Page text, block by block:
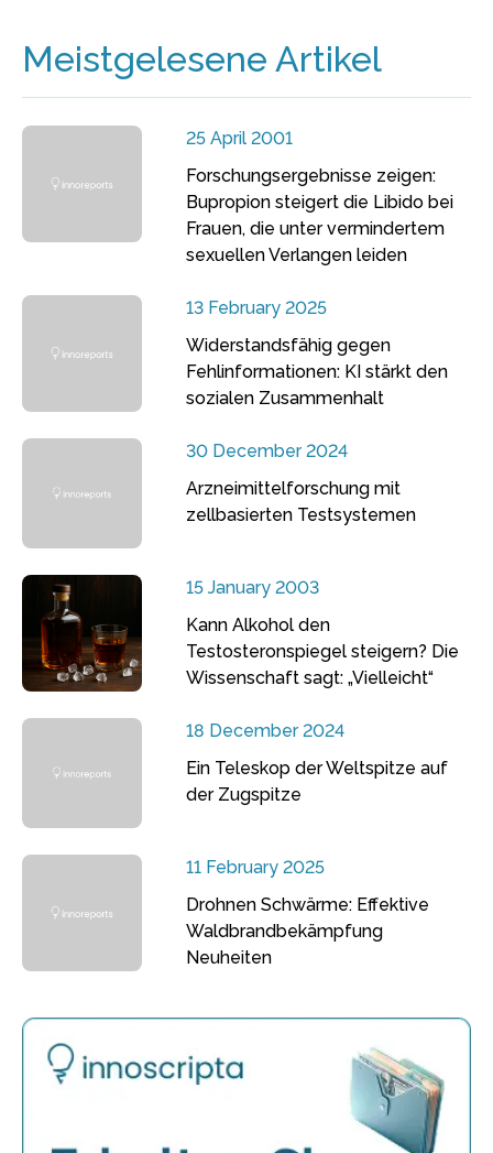
Meistgelesene Artikel
25 April 2001
Forschungsergebnisse zeigen:
Bupropion steigert die Libido bei
Frauen, die unter vermindertem
sexuellen Verlangen leiden
13 February 2025
Widerstandsfähig gegen
Fehlinformationen: KI stärkt den
sozialen Zusammenhalt
30 December 2024
Arzneimittelforschung mit
zellbasierten Testsystemen
15 January 2003
Kann Alkohol den
Testosteronspiegel steigern? Die
Wissenschaft sagt: „Vielleicht“
18 December 2024
Ein Teleskop der Weltspitze auf
der Zugspitze
11 February 2025
Drohnen Schwärme: Effektive
Waldbrandbekämpfung
Neuheiten